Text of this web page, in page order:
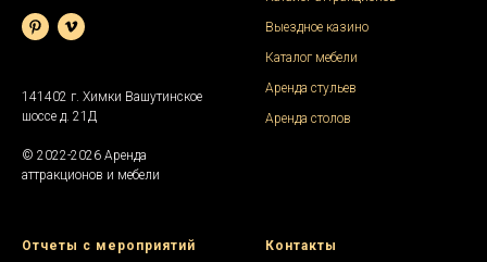
141402 г. Химки Вашутинское
шоссе д. 21Д
© 2022-2026 Аренда
аттракционов и мебели
Выездное казино
Каталог мебели
Аренда стульев
Аренда столов
Отчеты с мероприятий Контакты